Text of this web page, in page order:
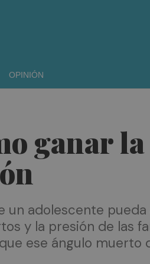
OPINIÓN
ganar
un adolescente
y la presión de las
ese ángulo muerto